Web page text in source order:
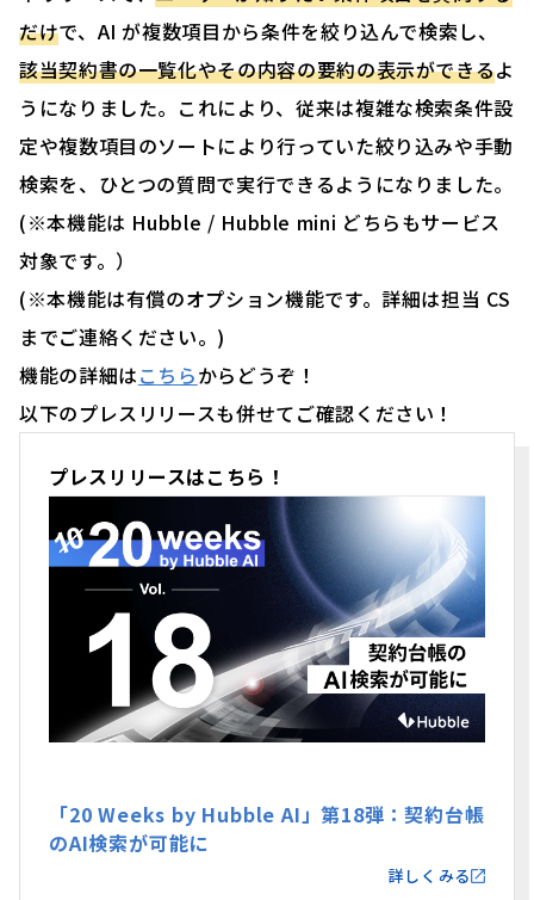
だけで、AI が複数項目から条件を絞り込んで検索し、
該当契約書の一覧化やその内容の要約の表示ができるよ
うになりました。これにより、従来は複雑な検索条件設
定や複数項目のソートにより行っていた絞り込みや手動
検索を、ひとつの質問で実行できるようになりました。
(※本機能は Hubble / Hubble mini どちらもサービス
対象です。）
(※本機能は有償のオプション機能です。詳細は担当 CS
までご連絡ください。)
機能の詳細はこちらからどうぞ！
以下のプレスリリースも併せてご確認ください！
プレスリリースはこちら！
「20 Weeks by Hubble AI」第18弾：契約台帳
のAI検索が可能に
詳しくみる